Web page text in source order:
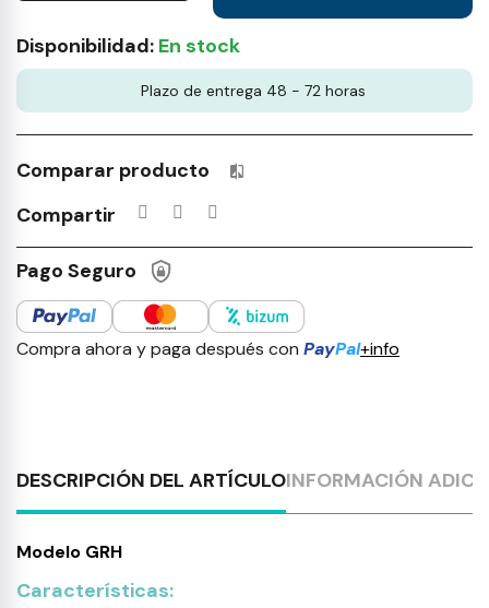
Disponibilidad: En stock
Plazo de entrega 48 - 72 horas
Comparar producto Productos incluidos en tu lista
Compartir
Pago Seguro
Compra ahora y paga después con PayPal+info
DESCRIPCIÓN DEL ARTÍCULOINFORMACIÓN
Modelo GRH
Características: